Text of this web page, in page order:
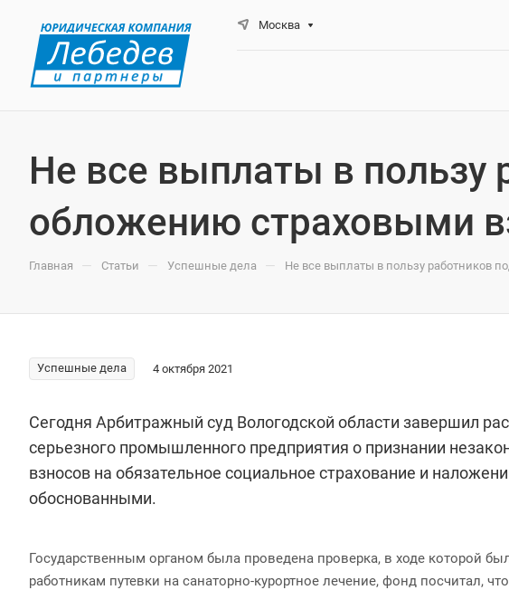
Москва
Не все выплаты в пользу
обложению страховыми
Главная — Статьи — Успешные дела — Не все выплаты в пользу работников
Успешные дела 4 октября 2021
Сегодня Арбитражный суд Вологодской области завершил
серьезного промышленного предприятия о признании
взносов на обязательное социальное страхование и
обоснованными.
Государственным органом была проведена проверка, в ходе которой
работникам путевки на санаторно-курортное лечение, фонд посчитал,